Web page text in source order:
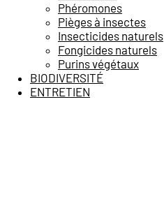
Phéromones
Pièges à insectes
Insecticides naturels
Fongicides naturels
Purins végétaux
BIODIVERSITÉ
ENTRETIEN